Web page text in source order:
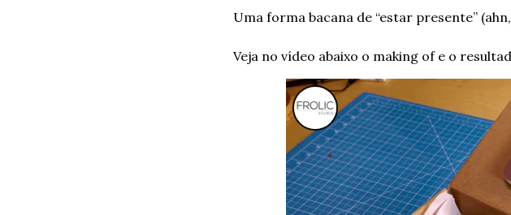
Uma forma bacana de “estar presente”
Veja no vídeo abaixo o making of e o